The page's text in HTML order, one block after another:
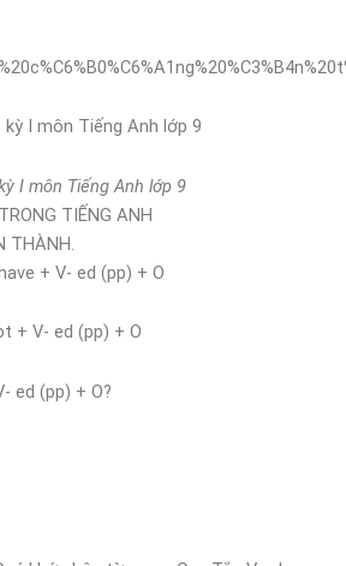
I môn Tiếng Anh lớp 9
I môn Tiếng Anh lớp 9
TIẾNG ANH
THÀNH.
+ V- ed (pp) + O
+ V- ed (pp) + O
ed (pp) + O?